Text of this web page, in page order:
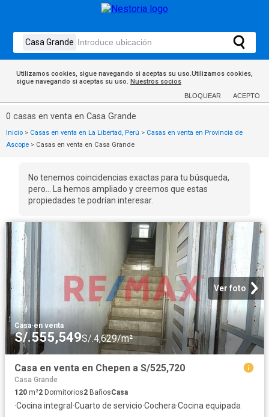
Utilizamos cookies, sigue navegando si aceptas su uso.Utilizamos cookies,
sigue navegando si aceptas su uso. Nuestros socios
BLOQUEAR ACEPTO
0 casas en venta en Casa Grande
Inicio > Casas en venta en La Libertad, Perú > Casas en venta en Provincia de
Ascope > Casas en venta en Casa Grande
No tenemos coincidencias exactas para tu búsqueda,
pero... La hemos ampliado y creemos que estas
propiedades te podrían interesar.
Ver foto
Casa·en venta
S/.555,549S/.4,629/m²
Casa en venta en Chepen a S/525,720
Casa Grande
120 m²2 Dormitorios2 BañosCasa
·Cocina integral ·Cuarto de servicio·Cochera·Cocina equipada